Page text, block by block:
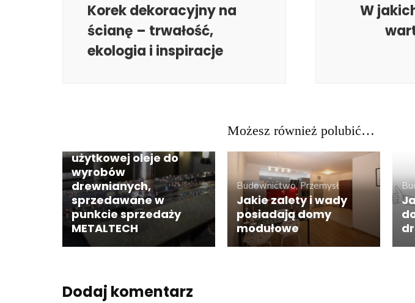
Korek dekoracyjny na
ścianę – trwałość,
ekologia i inspiracje
W
Możesz również polubić…
użytkowej oleje do
wyrobów
drewnianych,
sprzedawane w
punkcie sprzedaży
METALTECH
Budownictwo, Przemysł
Jakie zalety i wady
posiadają domy
modułowe
Dodaj komentarz